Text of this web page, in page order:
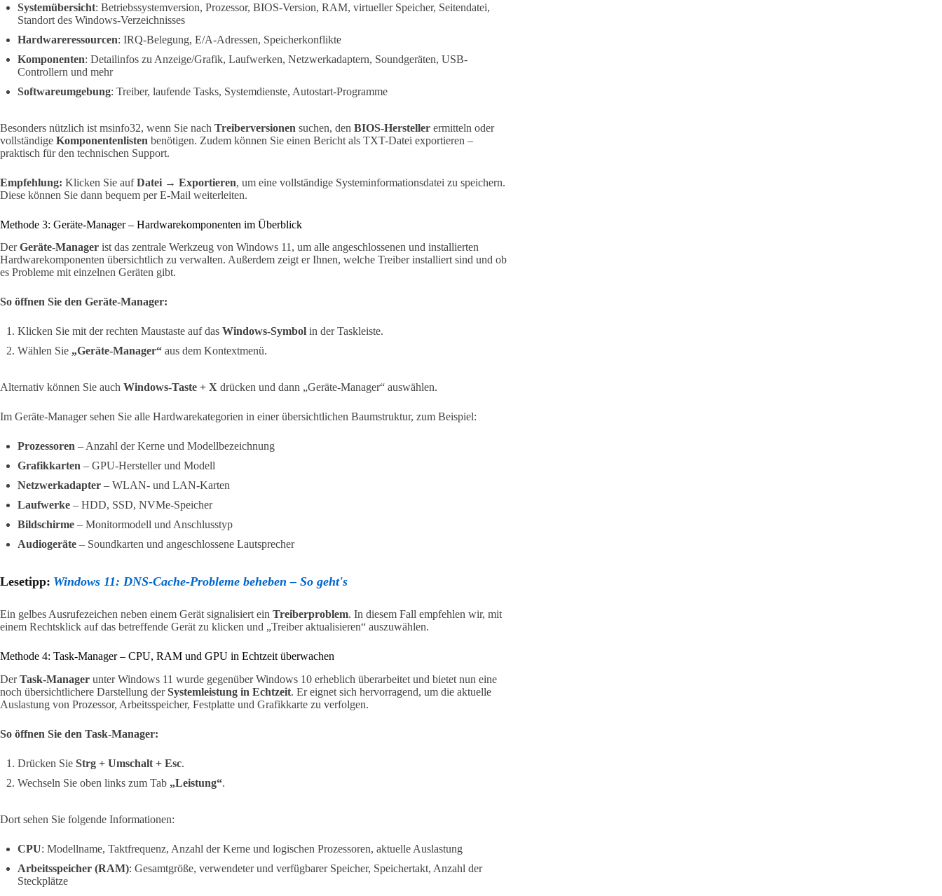
Systemübersicht: Betriebssystemversion, Prozessor, BIOS-Version, RAM, virtueller Speicher, Seitendatei,
Standort des Windows-Verzeichnisses
Hardwareressourcen: IRQ-Belegung, E/A-Adressen, Speicherkonflikte
Komponenten: Detailinfos zu Anzeige/Grafik, Laufwerken, Netzwerkadaptern, Soundgeräten, USB-
Controllern und mehr
Softwareumgebung: Treiber, laufende Tasks, Systemdienste, Autostart-Programme
Besonders nützlich ist msinfo32, wenn Sie nach Treiberversionen suchen, den BIOS-Hersteller ermitteln oder
vollständige Komponentenlisten benötigen. Zudem können Sie einen Bericht als TXT-Datei exportieren –
praktisch für den technischen Support.
Empfehlung: Klicken Sie aufDatei → Exportieren, um eine vollständige Systeminformationsdatei zu speichern.
Diese können Sie dann bequem per E-Mail weiterleiten.
Methode 3: Geräte-Manager – Hardwarekomponenten im Überblick
DerGeräte-Manager ist das zentrale Werkzeug von Windows 11, um alle angeschlossenen und installierten
Hardwarekomponenten übersichtlich zu verwalten. Außerdem zeigt er Ihnen, welche Treiber installiert sind und ob
es Probleme mit einzelnen Geräten gibt.
So öffnen Sie den Geräte-Manager:
Klicken Sie mit der rechten Maustaste auf das Windows-Symbol in der Taskleiste.
Wählen Sie „Geräte-Manager“ aus dem Kontextmenü.
Alternativ können Sie auch Windows-Taste + X drücken und dann „Geräte-Manager“ auswählen.
Im Geräte-Manager sehen Sie alle Hardwarekategorien in einer übersichtlichen Baumstruktur, zum Beispiel:
Prozessoren – Anzahl der Kerne und Modellbezeichnung
Grafikkarten – GPU-Hersteller und Modell
Netzwerkadapter – WLAN- und LAN-Karten
Laufwerke – HDD, SSD, NVMe-Speicher
Bildschirme – Monitormodell und Anschlusstyp
Audiogeräte – Soundkarten und angeschlossene Lautsprecher
Lesetipp: Windows 11: DNS-Cache-Probleme beheben – So geht's
Ein gelbes Ausrufezeichen neben einem Gerät signalisiert ein Treiberproblem. In diesem Fall empfehlen wir, mit
einem Rechtsklick auf das betreffende Gerät zu klicken und „Treiber aktualisieren“ auszuwählen.
Methode 4: Task-Manager – CPU, RAM und GPU in Echtzeit überwachen
DerTask-Manager unter Windows 11 wurde gegenüber Windows 10 erheblich überarbeitet und bietet nun eine
noch übersichtlichere Darstellung derSystemleistung in Echtzeit. Er eignet sich hervorragend, um die aktuelle
Auslastung von Prozessor, Arbeitsspeicher, Festplatte und Grafikkarte zu verfolgen.
So öffnen Sie den Task-Manager:
Drücken Sie Strg + Umschalt + Esc.
Wechseln Sie oben links zum Tab „Leistung“.
Dort sehen Sie folgende Informationen:
CPU: Modellname, Taktfrequenz, Anzahl der Kerne und logischen Prozessoren, aktuelle Auslastung
Arbeitsspeicher (RAM): Gesamtgröße, verwendeter und verfügbarer Speicher, Speichertakt, Anzahl der
Steckplätze